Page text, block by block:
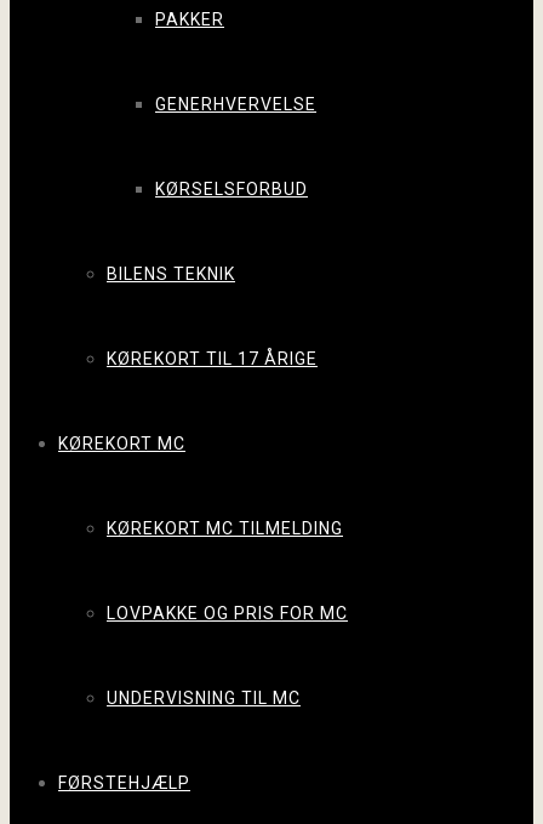
PAKKER
GENERHVERVELSE
KØRSELSFORBUD
BILENS TEKNIK
KØREKORT TIL 17 ÅRIGE
KØREKORT MC
KØREKORT MC TILMELDING
LOVPAKKE OG PRIS FOR MC
UNDERVISNING TIL MC
FØRSTEHJÆLP